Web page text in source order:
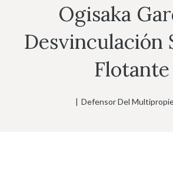
Ogisaka
Desvinculación
Flotante
| Defensor Del